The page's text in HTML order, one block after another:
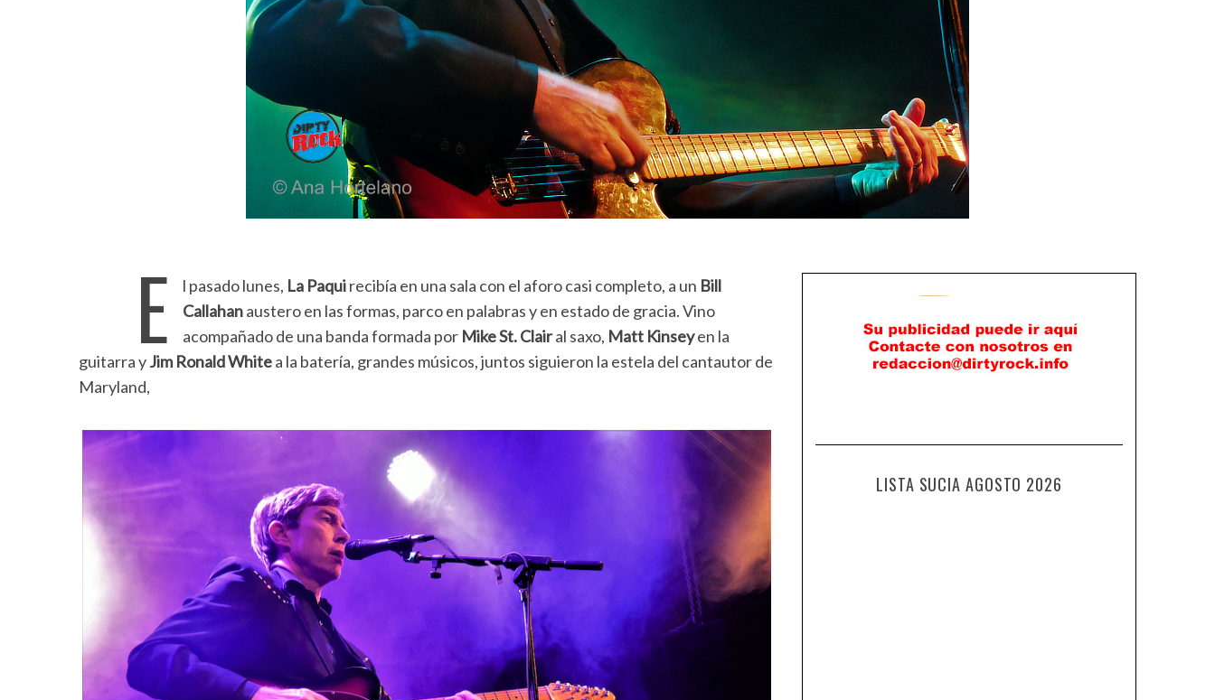
E l pasado lunes, La Paquirecibía en una sala con el aforo casi completo, a un Bill
Callahanaustero en las formas, parco en palabras y en estado de gracia. Vino
acompañado de una banda formada por Mike St. Clairal saxo, Matt Kinseyen la
guitarra yJim Ronald Whitea la batería, grandes músicos, juntos siguieron la estela del cantautor de
Maryland,
LISTA SUCIA AGOSTO 2026